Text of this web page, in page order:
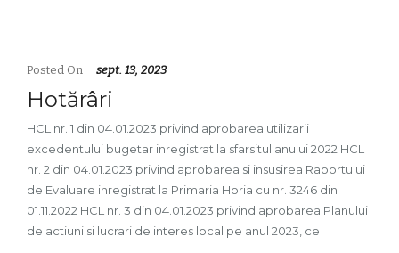
Posted On sept. 13, 2023
Hotărâri
HCL nr. 1 din 04.01.2023 privind aprobarea utilizarii
excedentului bugetar inregistrat la sfarsitul anului 2022 HCL
nr. 2 din 04.01.2023 privind aprobarea si insusirea Raportului
de Evaluare inregistrat la Primaria Horia cu nr. 3246 din
01.11.2022 HCL nr. 3 din 04.01.2023 privind aprobarea Planului
de actiuni si lucrari de interes local pe anul 2023, ce